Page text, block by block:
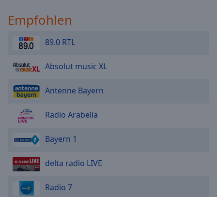
Empfohlen
89.0 RTL
Absolut music XL
Antenne Bayern
Radio Arabella
Bayern 1
delta radio LIVE
Radio 7